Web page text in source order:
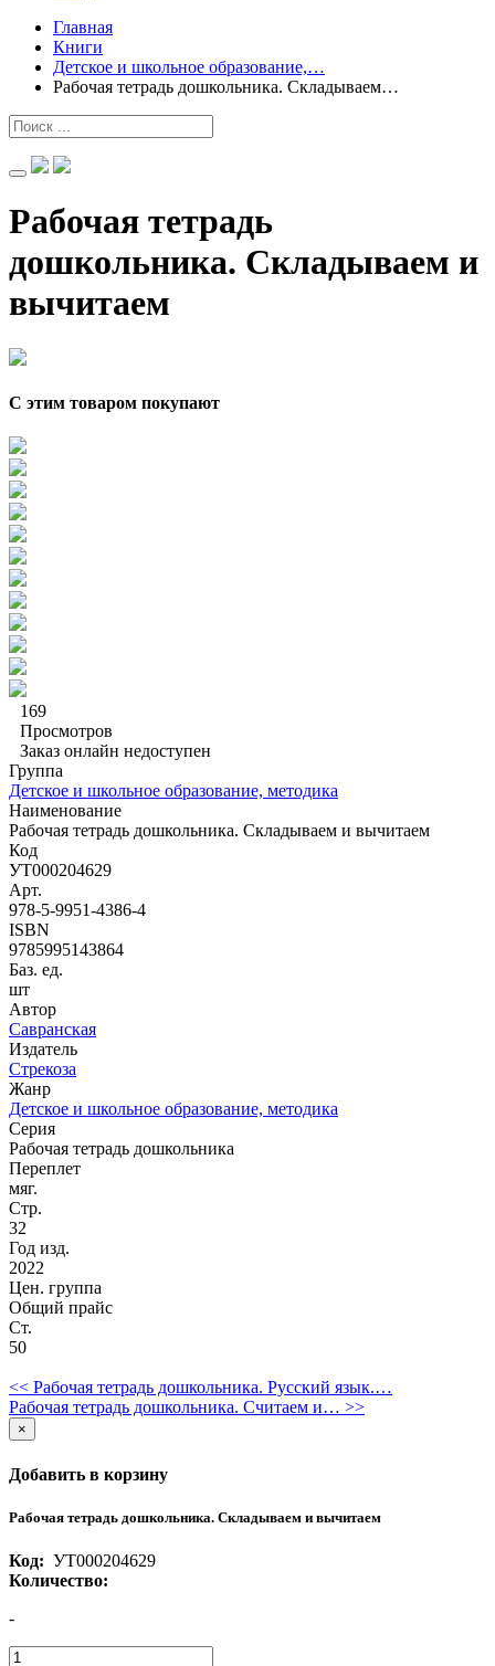
Главная
Книги
Детское и школьное образование,…
Рабочая тетрадь дошкольника. Складываем…
Рабочая тетрадь
дошкольника. Складываем и
вычитаем
С этим товаром покупают
169
Просмотров
Заказ онлайн недоступен
Группа
Детское и школьное образование, методика
Наименование
Рабочая тетрадь дошкольника. Складываем и вычитаем
Код
УТ000204629
Арт.
978-5-9951-4386-4
ISBN
9785995143864
Баз. ед.
шт
Автор
Савранская
Издатель
Стрекоза
Жанр
Детское и школьное образование, методика
Серия
Рабочая тетрадь дошкольника
Переплет
мяг.
Стр.
32
Год изд.
2022
Цен. группа
Общий прайс
Ст.
50
<< Рабочая тетрадь дошкольника. Русский язык.…
Рабочая тетрадь дошкольника. Считаем и… >>
×
Добавить в корзину
Рабочая тетрадь дошкольника. Складываем и вычитаем
Код: УТ000204629
Количество:
-